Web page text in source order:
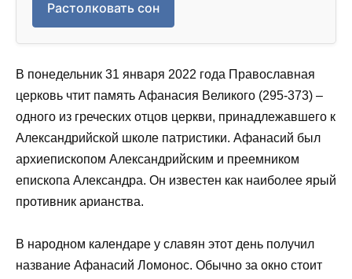
Растолковать сон
В понедельник 31 января 2022 года Православная
церковь чтит память Афанасия Великого (295-373) ‒
одного из греческих отцов церкви, принадлежавшего к
Александрийской школе патристики. Афанасий был
архиепископом Александрийским и преемником
епископа Александра. Он известен как наиболее ярый
противник арианства.
В народном календаре у славян этот день получил
название Афанасий Ломонос. Обычно за окно стоит